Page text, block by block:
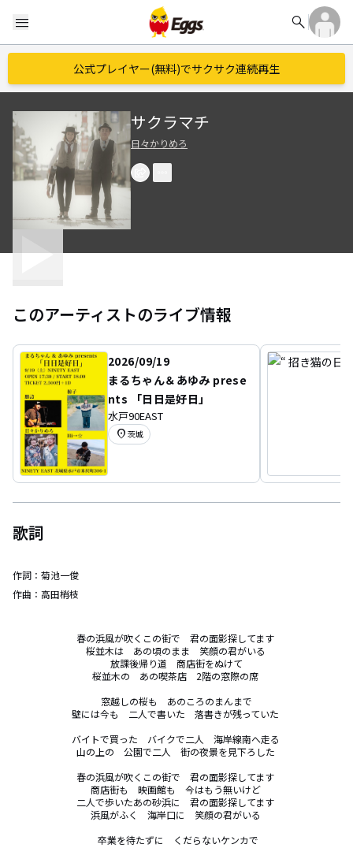
menu search
公式プレイヤー(無料)でサクサク連続再生
サクラマチ
日々かりめろ
このアーティストのライブ情報
2026/09/19
まるちゃん＆あゆみ prese
nts 「日日是好日」
水戸90EAST
location_on 茨城
歌詞
作詞： 菊池一俊
作曲： 高田梢枝
春の浜風が吹くこの街で　君の面影探してます
桜並木は　あの頃のまま　笑顔の君がいる
放課後帰り道　商店街をぬけて
桜並木の　あの喫茶店　2階の窓際の席
窓越しの桜も　あのころのまんまで
壁には今も　二人で書いた　落書きが残っていた
バイトで買った　バイクで二人　海岸線南へ走る
山の上の　公園で二人　街の夜景を見下ろした
春の浜風が吹くこの街で　君の面影探してます
商店街も　映画館も　今はもう無いけど
二人で歩いたあの砂浜に　君の面影探してます
浜風がふく　海岸口に　笑顔の君がいる